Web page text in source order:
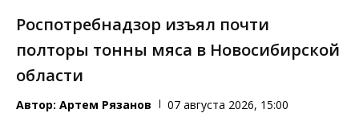
Роспотребнадзор изъял почти
полторы тонны мяса в Новосибирской
области
Автор: Артем Рязанов 07 августа 2026, 15:00